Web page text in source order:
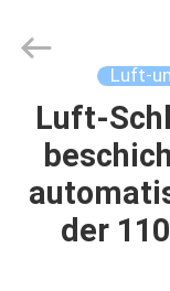
HEIM
PRODUKTE
Luft-
Luft-
der